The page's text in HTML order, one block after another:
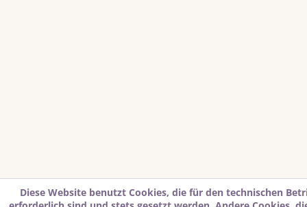
Diese Website benutzt Cookies, die für den technischen